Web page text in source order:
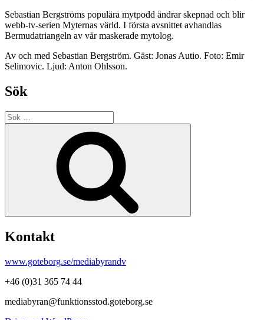
Sebastian Bergströms populära mytpodd ändrar skepnad och blir
webb-tv-serien Myternas värld. I första avsnittet avhandlas
Bermudatriangeln av vår maskerade mytolog.
Av och med Sebastian Bergström. Gäst: Jonas Autio. Foto: Emir
Selimovic. Ljud: Anton Ohlsson.
Sök
Sök
efter:
Kontakt
www.goteborg.se/mediabyrandv
+46 (0)31 365 74 44
mediabyran@funktionsstod.goteborg.se